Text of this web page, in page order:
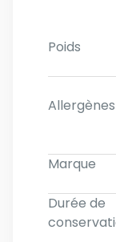
Poids
Allergènes
Marque
Durée de